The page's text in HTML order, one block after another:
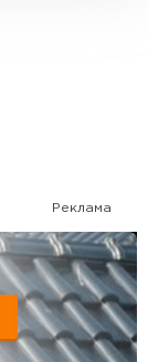
Реклама